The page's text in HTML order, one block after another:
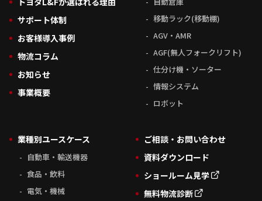
サポート体制
お客様導入事例
物流コラム
お知らせ
事業概要
移動ラック(移動棚)
AGV・AMR
AGF(無人フォークリフト)
仕分け機・ソーター
情報システム
ロボット
業種別ユースケース
自動車・輸送機器
食品・飲料
電気・機械
ご相談・お問い合わせ
資料ダウンロード
ショールーム見学
無料物流診断